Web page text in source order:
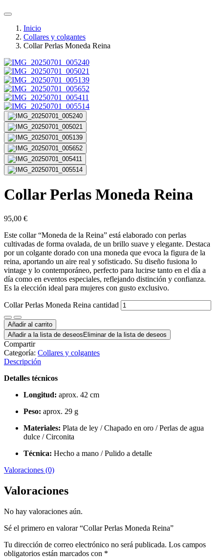
Inicio
Collares y colgantes
Collar Perlas Moneda Reina
Collar Perlas Moneda Reina
95,00 €
Este collar “Moneda de la Reina” está elaborado con perlas
cultivadas de forma ovalada, de un brillo suave y elegante. Destaca
por un colgante dorado con una moneda que evoca la figura de la
reina, aportando un aire real y sofisticado. Su diseño fusiona lo
vintage y lo contemporáneo, perfecto para lucirse tanto en el día a
día como en eventos especiales, reflejando distinción y confianza.
Es la elección ideal para mujeres con gusto exclusivo.
Collar Perlas Moneda Reina cantidad
Añadir al carrito
Añadir a la lista de deseos Eliminar de la lista de deseos
Compartir
Categoría: Collares y colgantes
Descripción
Detalles técnicos
Longitud: aprox. 42 cm
Peso: aprox. 29 g
Materiales: Plata de ley / Chapado en oro / Perlas de agua
dulce / Circonita
Técnica: Hecho a mano / Pulido a detalle
Valoraciones (0)
Valoraciones
No hay valoraciones aún.
Sé el primero en valorar “Collar Perlas Moneda Reina”
Tu dirección de correo electrónico no será publicada. Los campos
obligatorios están marcados con *